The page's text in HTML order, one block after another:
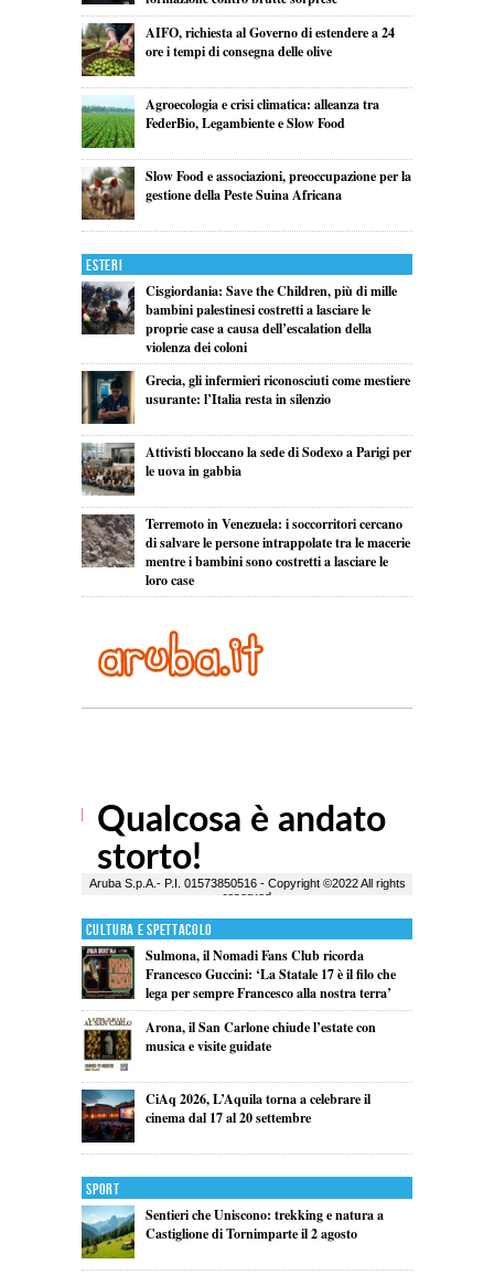
AIFO, richiesta al Governo di estendere a 24
ore i tempi di consegna delle olive
Agroecologia e crisi climatica: alleanza tra
FederBio, Legambiente e Slow Food
Slow Food e associazioni, preoccupazione per la
gestione della Peste Suina Africana
Esteri
Cisgiordania: Save the Children, più di mille
bambini palestinesi costretti a lasciare le
proprie case a causa dell’escalation della
violenza dei coloni
Grecia, gli infermieri riconosciuti come mestiere
usurante: l’Italia resta in silenzio
Attivisti bloccano la sede di Sodexo a Parigi per
le uova in gabbia
Terremoto in Venezuela: i soccorritori cercano
di salvare le persone intrappolate tra le macerie
mentre i bambini sono costretti a lasciare le
loro case
Cultura e Spettacolo
Sulmona, il Nomadi Fans Club ricorda
Francesco Guccini: ‘La Statale 17 è il filo che
lega per sempre Francesco alla nostra terra’
Arona, il San Carlone chiude l’estate con
musica e visite guidate
CiAq 2026, L’Aquila torna a celebrare il
cinema dal 17 al 20 settembre
Sport
Sentieri che Uniscono: trekking e natura a
Castiglione di Tornimparte il 2 agosto